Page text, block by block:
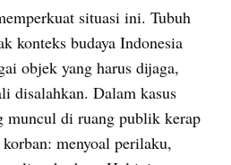
situasi ini. Tubuh
konteks budaya Indonesia
objek yang harus dijaga,
disalahkan. Dalam kasus
muncul di ruang publik kerap
menyoal perilaku,